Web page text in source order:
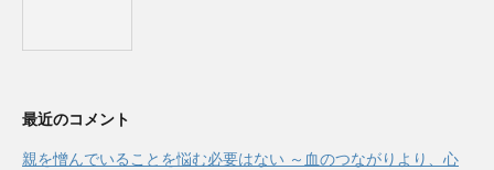
最近のコメント
親を憎んでいることを悩む必要はない ～血のつながりより、心